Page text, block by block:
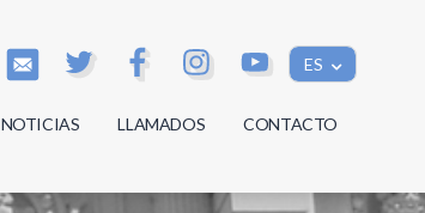
ES
NOTICIAS LLAMADOS CONTACTO